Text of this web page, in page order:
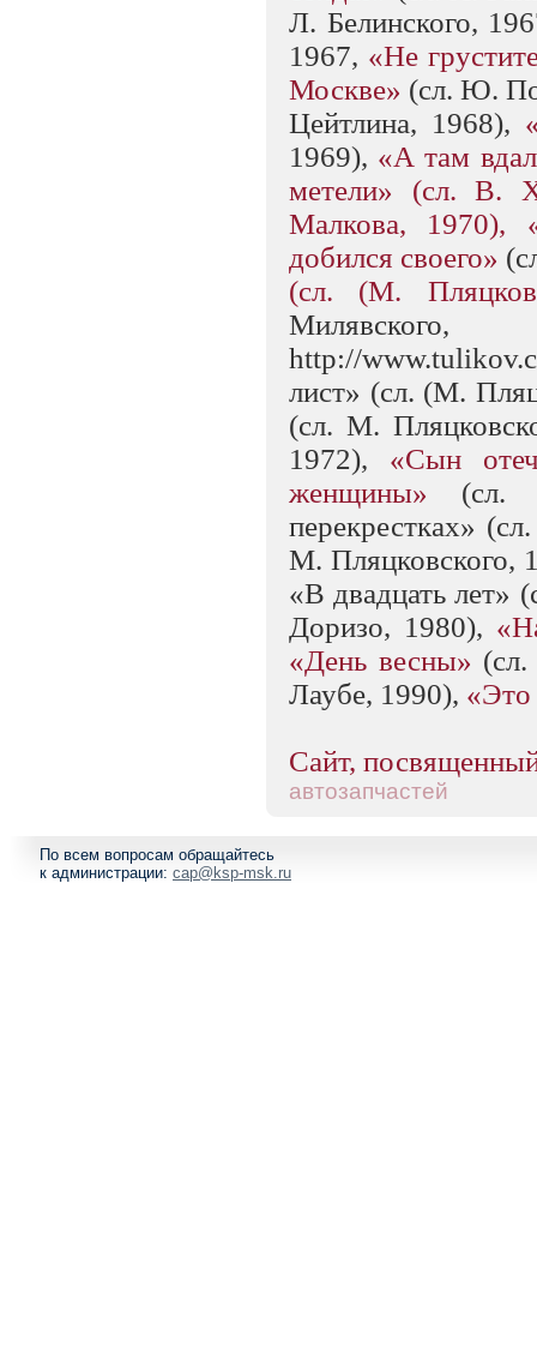
Л. Белинского,
1967, «Не
Москве» (сл. Ю.
Цейтлина, 1968),
1969), «А там
метели» (сл. В.
Малкова, 1970),
добился своего»
(сл. (М.
http://
лист» (сл. (М.
(сл. М.
1972), «Сын
женщины» (сл.
перекрестках»
М. Пляцковского,
«В двадцать лет»
Доризо, 1980),
«День весны»
Лаубе, 1990), «Это
Сайт,
автозапчастей
По всем вопросам обращайтесь
к администрации: cap@ksp-msk.ru